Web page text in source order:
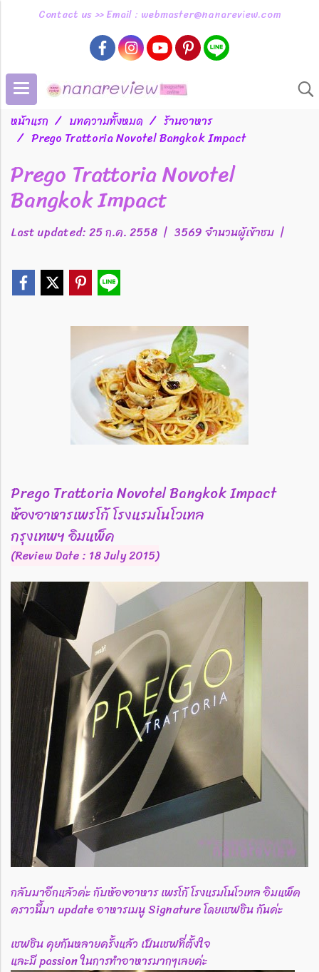
Contact us >> Email : webmaster@nanareview.com
หน้าแรก บทความทั้งหมด
ร้านอาหาร
Prego Trattoria Novotel Bangkok Impact
Prego Trattoria Novotel
Bangkok Impact
Last updated: 25 ก.ค. 2558 | 3569 จำนวนผู้เข้าชม |
Prego Trattoria Novotel Bangkok Impact
ห้องอาหารเพรโก้ โรงแรมโนโวเทล
กรุงเทพฯ อิมแพ็ค
(Review Date : 18 July 2015)
กลับมาอีกแล้วค่ะ กับห้องอาหาร เพรโก้ โรงแรมโนโวเทล อิมแพ็ค
คราวนี้มา update อาหารเมนู Signature โดยเชฟชิน กันค่ะ
เชฟชิน คุยกันหลายครั้งแล้ว เป็นเชฟที่ตั้งใจ
และมี passion ในการทำอาหารมากๆเลยค่ะ